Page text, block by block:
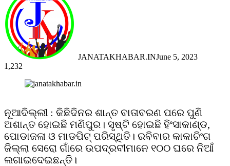
JANATAKHABAR.INJune 5, 2023
1,232
ନୂଆଦିଲ୍ଲୀ : କିଛିଦିନର ଶାନ୍ତ ବାତାବରଣ ପରେ ପୁଣି
ଅଶାନ୍ତ ହୋଇଛି ମଣିପୁର। ସୃଷ୍ଟି ହୋଇଛି ହିଂସାକାଣ୍ଡ,
ପୋଡାଜଳା ଓ ମାଡପିଟ୍ ପରିସ୍ଥିତି। ରବିବାର କାକାଚିଂଗ
ଜିଲ୍ଲା ସେରୋ ଗାଁରେ ଉପଦ୍ରବୀମାନେ ୧୦୦ ଘରେ ନିଆଁ
ଲଗାଇଦେଇଛନ୍ତି।